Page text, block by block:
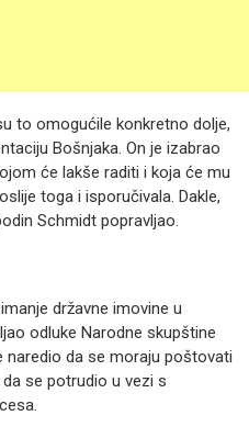
to omogućile konkretno dolje,
Bošnjaka. On je izabrao
će lakše raditi i koja će mu
toga i isporučivala. Dakle,
Schmidt popravljao.
državne imovine u
odluke Narodne skupštine
naredio da se moraju poštovati
se potrudio u vezi s